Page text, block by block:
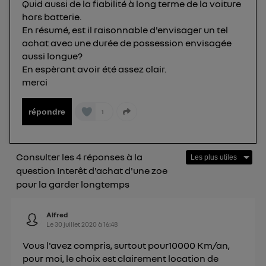
Quid aussi de la fiabilité à long terme de la voiture
hors batterie.
En résumé, est il raisonnable d'envisager un tel
achat avec une durée de possession envisagée
aussi longue?
En espèrant avoir été assez clair.
merci
répondre 1
Consulter les 4 réponses à la
question Interêt d'achat d'une zoe
pour la garder longtemps
Alfred
Le 30 juillet 2020 à16:48
Vous l'avez compris, surtout pour10000 Km/an,
pour moi, le choix est clairement location de
Elle utilise un identifiant créé par votre opérateur
télécom basé sur votre adresse IP et une référence
de votre contrat internet (ex : votre numéro de
téléphone).
L'identifiant est associé à votre connexion
internet. Ainsi, toutes les personnes utilisant la
même connexion et ayant consenties se verront
Pour uneconnexion foyer
(ex : Wi-Fi), la personnalisation sera basée
sur la navigation des membres du foyer ayant consentis.
uniquement sur la navigation de l'utilisateur du mobile.
Vous pouvez à tout moment retirer ce
consentement surle portail d’Utiq
") ou via la page « gérer Utiq » en bas de ce site.
Politique d'information sur les données